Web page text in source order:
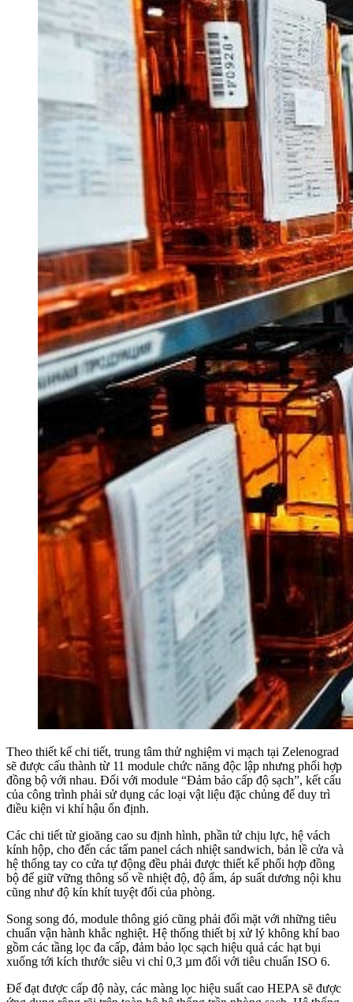
Theo thiết kế chi tiết, trung tâm thử nghiệm vi mạch tại Zelenograd
sẽ được cấu thành từ 11 module chức năng độc lập nhưng phối hợp
đồng bộ với nhau. Đối với module “Đảm bảo cấp độ sạch”, kết cấu
của công trình phải sử dụng các loại vật liệu đặc chủng để duy trì
điều kiện vi khí hậu ổn định.
Các chi tiết từ gioăng cao su định hình, phần tử chịu lực, hệ vách
kính hộp, cho đến các tấm panel cách nhiệt sandwich, bản lề cửa và
hệ thống tay co cửa tự động đều phải được thiết kế phối hợp đồng
bộ để giữ vững thông số về nhiệt độ, độ ẩm, áp suất dương nội khu
cũng như độ kín khít tuyệt đối của phòng.
Song song đó, module thông gió cũng phải đối mặt với những tiêu
chuẩn vận hành khắc nghiệt. Hệ thống thiết bị xử lý không khí bao
gồm các tầng lọc đa cấp, đảm bảo lọc sạch hiệu quả các hạt bụi
xuống tới kích thước siêu vi chỉ 0,3 µm đối với tiêu chuẩn ISO 6.
Để đạt được cấp độ này, các màng lọc hiệu suất cao HEPA sẽ được